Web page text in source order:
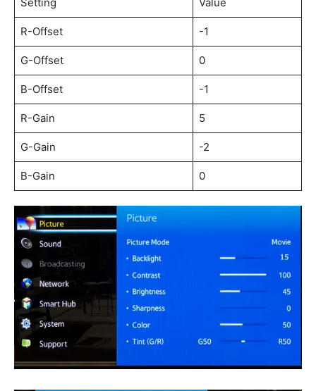
R-Offset -1
G-Offset 0
B-Offset -1
R-Gain 5
G-Gain -2
B-Gain 0